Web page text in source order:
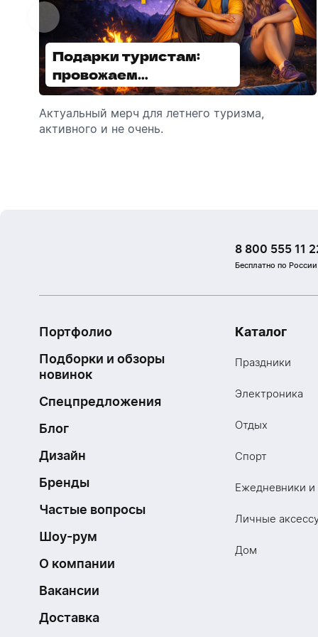
Подарки туристам:
провожаем
сотрудников в отпуск!
Актуальный мерч для летнего туризма,
активного и не очень.
Диспенсеры для мыла:
выбираем модель
Обзор автоматических диспенсеров для
мыла, которые идеально подходят для
8 800 555 11
Бесплатно по России
Портфолио
Подборки и обзоры
новинок
Спецпредложения
Блог
Дизайн
Бренды
Частые вопросы
Шоу-рум
О компании
Вакансии
Доставка
Каталог
Праздники
Электроника
Отдых
Спорт
Ежедневники
Личные
Дом